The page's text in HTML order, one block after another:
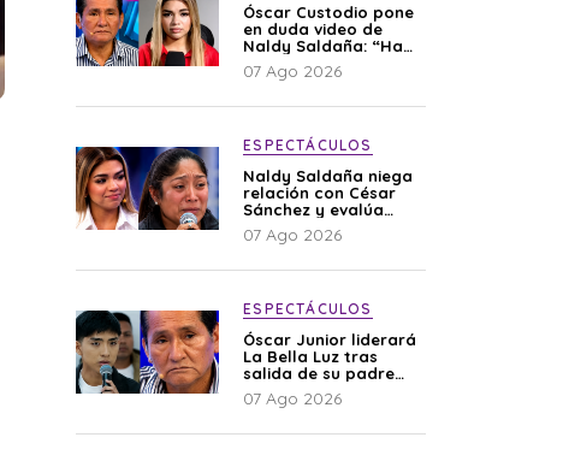
Óscar Custodio pone
en duda video de
Naldy Saldaña: “Hay
cosas que de repente
se han editado”
07 Ago 2026
ESPECTÁCULOS
Naldy Saldaña niega
relación con César
Sánchez y evalúa
denunciar a su
esposa: “Es una
07 Ago 2026
ESPECTÁCULOS
Óscar Junior liderará
La Bella Luz tras
salida de su padre
por polémica con
Naldy Saldaña
07 Ago 2026